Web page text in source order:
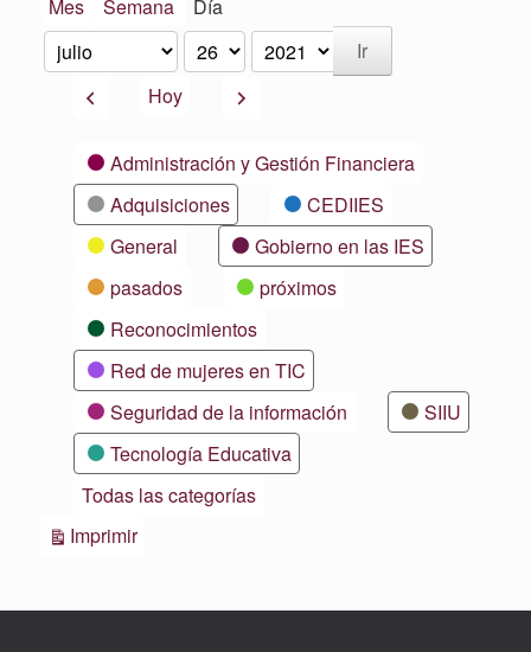
Mes Semana Día
Mes
Día
Año
AnteriorHoy Siguiente
CategoríasAdministración y Gestión Financiera
Adquisiciones
CEDIIES
General
Gobierno en las IES
pasados
próximos
Reconocimientos
Red de mujeres en TIC
Seguridad de la información
SIIU
Tecnología Educativa
Todas las categorías
ImprimirVistas